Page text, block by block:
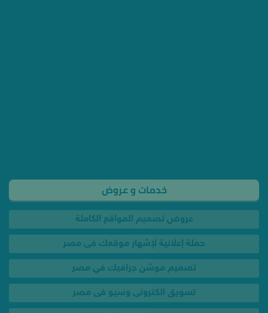
تصميم موشن جرافيك في مصر
تسويق الكترونى وسيو فى مصر
اعلان فيس بوك وجوجل بـ 350 جنيه
تصميم لوجو شعار احترافي فى مصر
تصميم ختم تجاري احترافي فى مصر
تصميم كارت بيزنس كارد فى مصر